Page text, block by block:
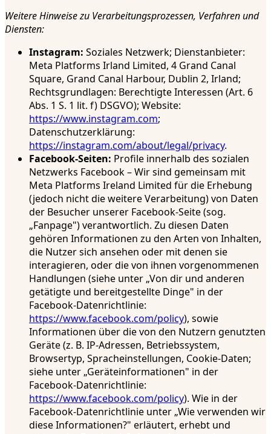
Weitere Hinweise zu Verarbeitungsprozessen, Verfahren und
Diensten:
Instagram: Soziales Netzwerk; Dienstanbieter:
Meta Platforms Irland Limited, 4 Grand Canal
Square, Grand Canal Harbour, Dublin 2, Irland;
Rechtsgrundlagen: Berechtigte Interessen (Art. 6
Abs. 1 S. 1 lit. f) DSGVO); Website:
https://www.instagram.com;
Datenschutzerklärung:
https://instagram.com/about/legal/privacy.
Facebook-Seiten: Profile innerhalb des sozialen
Netzwerks Facebook – Wir sind gemeinsam mit
Meta Platforms Ireland Limited für die Erhebung
(jedoch nicht die weitere Verarbeitung) von Daten
der Besucher unserer Facebook-Seite (sog.
„Fanpage") verantwortlich. Zu diesen Daten
gehören Informationen zu den Arten von Inhalten,
die Nutzer sich ansehen oder mit denen sie
interagieren, oder die von ihnen vorgenommenen
Handlungen (siehe unter „Von dir und anderen
getätigte und bereitgestellte Dinge" in der
Facebook-Datenrichtlinie:
https://www.facebook.com/policy), sowie
Informationen über die von den Nutzern genutzten
Geräte (z. B. IP-Adressen, Betriebssystem,
Browsertyp, Spracheinstellungen, Cookie-Daten;
siehe unter „Geräteinformationen" in der
Facebook-Datenrichtlinie:
https://www.facebook.com/policy). Wie in der
Facebook-Datenrichtlinie unter „Wie verwenden wir
diese Informationen?" erläutert, erhebt und